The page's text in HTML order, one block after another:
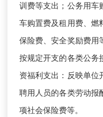
训费等支出；公务用车
车购置费及租用费、燃
保险费、安全奖励费用
按规定开支的各类公务
资福利支出：反映单位
聘用人员的各类劳动报
项社会保险费等。